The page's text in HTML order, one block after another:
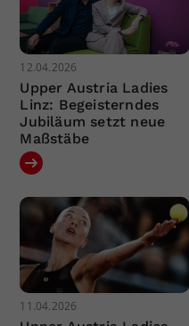
12.04.2026
Upper Austria Ladies
Linz: Begeisterndes
Jubiläum setzt neue
Maßstäbe
11.04.2026